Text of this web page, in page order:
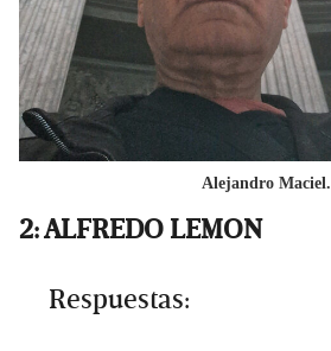
Alejandro Maciel.
2: ALFREDO LEMON
Respuestas: